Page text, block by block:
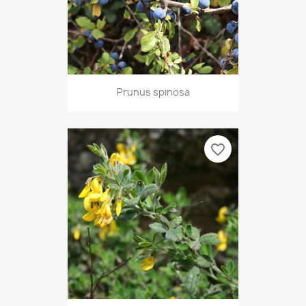
Prunus spinosa
favorite_border